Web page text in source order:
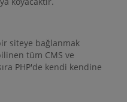
siteye bağlanmak
tüm CMS ve
PHP'de kendi kendine